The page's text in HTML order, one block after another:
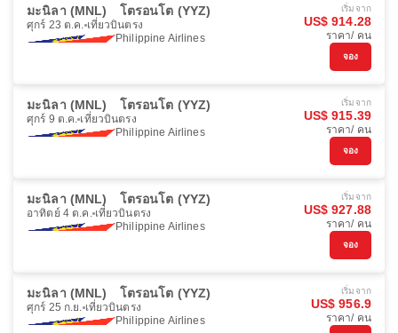
มะนิลา (MNL) โตรอนโต (YYZ)
ศุกร์ 23 ต.ค. เที่ยวบินตรง
Philippine Airlines
เริ่มจาก
US$ 914.28
ราคา/ คน
จอง
มะนิลา (MNL) โตรอนโต (YYZ)
ศุกร์ 9 ต.ค. เที่ยวบินตรง
Philippine Airlines
เริ่มจาก
US$ 915.39
ราคา/ คน
จอง
มะนิลา (MNL) โตรอนโต (YYZ)
อาทิตย์ 4 ต.ค. เที่ยวบินตรง
Philippine Airlines
เริ่มจาก
US$ 927.88
ราคา/ คน
จอง
มะนิลา (MNL) โตรอนโต (YYZ)
ศุกร์ 25 ก.ย. เที่ยวบินตรง
Philippine Airlines
เริ่มจาก
US$ 956.9
ราคา/ คน